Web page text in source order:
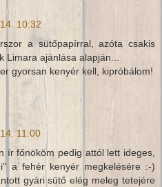
10:32
a sütőpapírral, azóta csakis
Limara ajánlása alapján...
gyorsan kenyér kell, kipróbálom!
11:00
ír főnököm pedig attól lett ideges,
a fehér kenyér megkelésére :-)
gyári sütő elég meleg tetejére